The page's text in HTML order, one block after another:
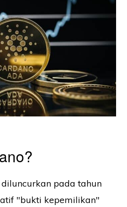
pada tahun
"bukti kepemilikan"